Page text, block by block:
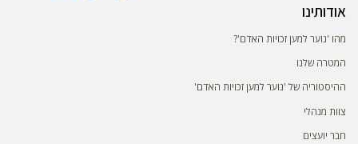
אודותינו
מהו 'נוער למען זכויות האדם'?
המטרה שלנו
ההיסטוריה של 'נוער למען זכויות האדם'
צוות מנהלי
חבר יועצים